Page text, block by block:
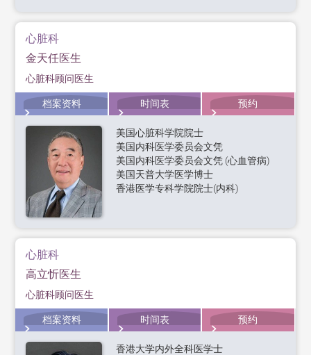
心脏科
金天任医生
心脏科顾问医生
档案资料 时间表 预约
美国心脏科学院院士
美国内科医学委员会文凭
美国内科医学委员会文凭 (心血管病)
美国天普大学医学博士
香港医学专科学院院士(内科)
心脏科
高立忻医生
心脏科顾问医生
档案资料 时间表 预约
香港大学内外全科医学士